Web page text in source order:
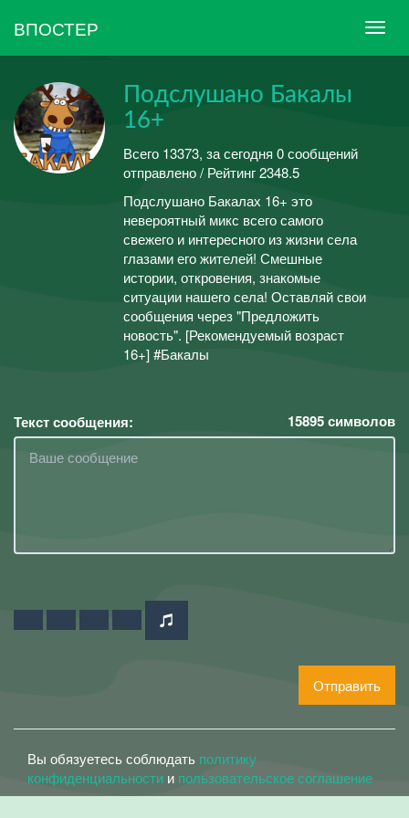
ВПОСТЕР
Подслушано Бакалы
16+
Всего 13373, за сегодня 0 сообщений
отправлено / Рейтинг 2348.5
Подслушано Бакалах 16+ это
невероятный микс всего самого
свежего и интересного из жизни села
глазами его жителей! Смешные
истории, откровения, знакомые
ситуации нашего села! Оставляй свои
сообщения через "Предложить
новость". [Рекомендуемый возраст
16+] #Бакалы
Текст сообщения: 15895символов
Отправить
Вы обязуетесь соблюдать политику
конфиденциальности и пользовательское соглашение